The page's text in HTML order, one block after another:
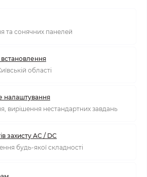
та сонячних панелей
області
налаштування
вирішення нестандартних завдань
захисту AC / DC
будь-якої складності